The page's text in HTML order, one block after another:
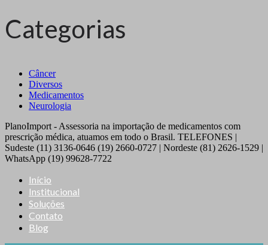
Categorias
Câncer
Diversos
Medicamentos
Neurologia
PlanoImport - Assessoria na importação de medicamentos com
prescrição médica, atuamos em todo o Brasil. TELEFONES |
Sudeste (11) 3136-0646 (19) 2660-0727 | Nordeste (81) 2626-1529 |
WhatsApp (19) 99628-7722
Início
Institucional
Soluções
Contato
Blog